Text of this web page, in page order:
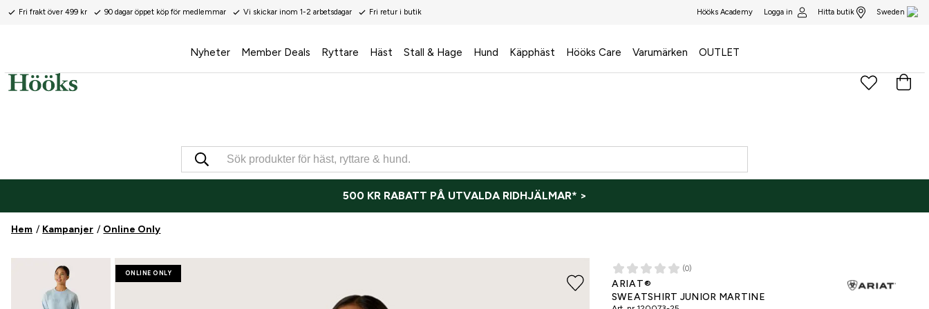
Fri frakt över 499 kr 90 dagar öppet köp för medlemmar Vi skickar inom 1-2 arbetsdagar Fri retur i butik Hööks Academy Logga in Hitta butik Sweden
Nyheter Member Deals Ryttare Häst Stall & Hage Hund Käpphäst Hööks Care Varumärken OUTLET
500 KR RABATT PÅ UTVALDA RIDHJÄLMAR* >
Hem Kampanjer Online Only
ONLINE ONLY ONLINE ONLY (0)
ARIAT®
SWEATSHIRT JUNIOR MARTINE